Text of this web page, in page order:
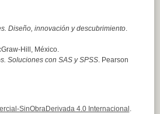
Diseño, innovación y descubrimiento.
Hill, México.
Soluciones con SAS y SPSS. Pearson
SinObraDerivada 4.0 Internacional .